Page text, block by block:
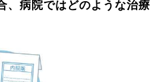
、病院ではどのような治療